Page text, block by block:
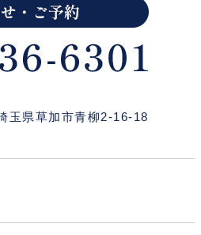
玉県草加市青柳2-16-18